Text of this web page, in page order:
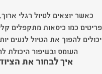
כאשר יוצאים לטיול רגלי
פריטים כמו כיסאות מתקפלים
יכולים להפוך את הטיול לנעים
העומס ובשיפור
איך לבחור את